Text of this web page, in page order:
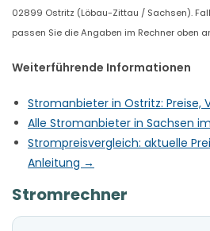
02899 Ostritz (Löbau-Zittau / Sachsen).
passen Sie die Angaben im Rechner oben
Weiterführende Informationen
Stromanbieter in Ostritz: Preise,
Alle Stromanbieter in Sachsen
Strompreisvergleich: aktuelle
Anleitung →
Stromrechner